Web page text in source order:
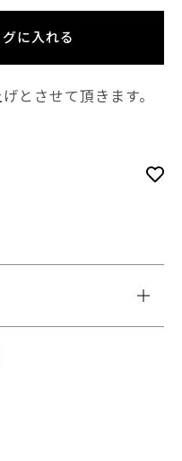
に入れる
とさせて頂きます。